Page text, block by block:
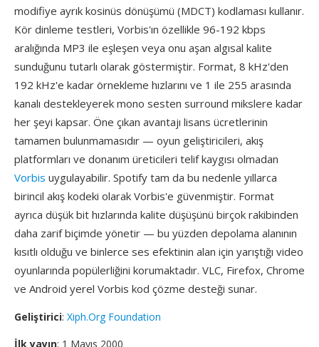
modifiye ayrık kosinüs dönüşümü (MDCT) kodlaması kullanır.
Kör dinleme testleri, Vorbis'ın özellikle 96-192 kbps
aralığında MP3 ile eşleşen veya onu aşan algısal kalite
sunduğunu tutarlı olarak göstermiştir. Format, 8 kHz'den
192 kHz'e kadar örnekleme hızlarını ve 1 ile 255 arasında
kanalı destekleyerek mono sesten surround mikslere kadar
her şeyi kapsar. Öne çıkan avantajı lisans ücretlerinin
tamamen bulunmamasıdır — oyun geliştiricileri, akış
platformları ve donanım üreticileri telif kaygısı olmadan
Vorbis uygulayabilir. Spotify tam da bu nedenle yıllarca
birincil akış kodeki olarak Vorbis'e güvenmiştir. Format
ayrıca düşük bit hızlarında kalite düşüşünü birçok rakibinden
daha zarif biçimde yönetir — bu yüzden depolama alanının
kısıtlı olduğu ve binlerce ses efektinin alan için yarıştığı video
oyunlarında popülerliğini korumaktadır. VLC, Firefox, Chrome
ve Android yerel Vorbis kod çözme desteği sunar.
Geliştirici: Xiph.Org Foundation
İlk yayın: 1 Mayıs 2000